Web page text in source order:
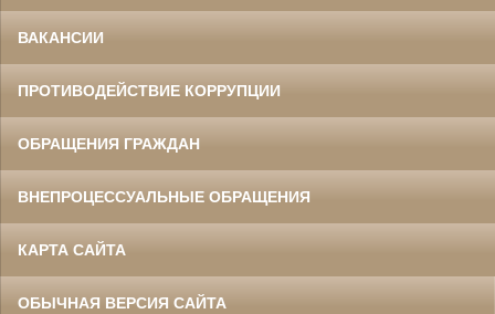
ВАКАНСИИ
ПРОТИВОДЕЙСТВИЕ КОРРУПЦИИ
ОБРАЩЕНИЯ ГРАЖДАН
ВНЕПРОЦЕССУАЛЬНЫЕ ОБРАЩЕНИЯ
КАРТА САЙТА
ОБЫЧНАЯ ВЕРСИЯ САЙТА